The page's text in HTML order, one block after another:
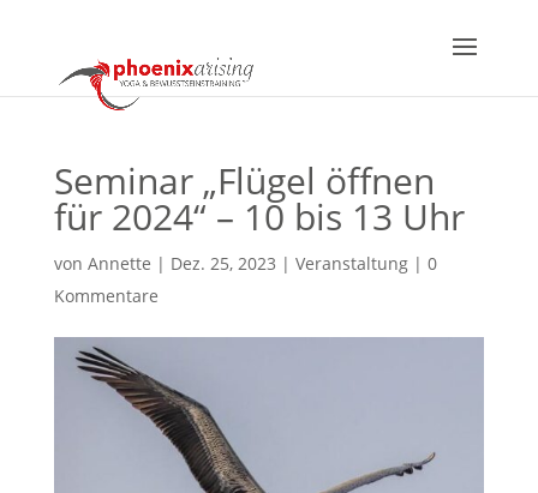
Seminar „Flügel öffnen
für 2024“ – 10 bis 13 Uhr
von Annette | Dez. 25, 2023 | Veranstaltung| 0
Kommentare